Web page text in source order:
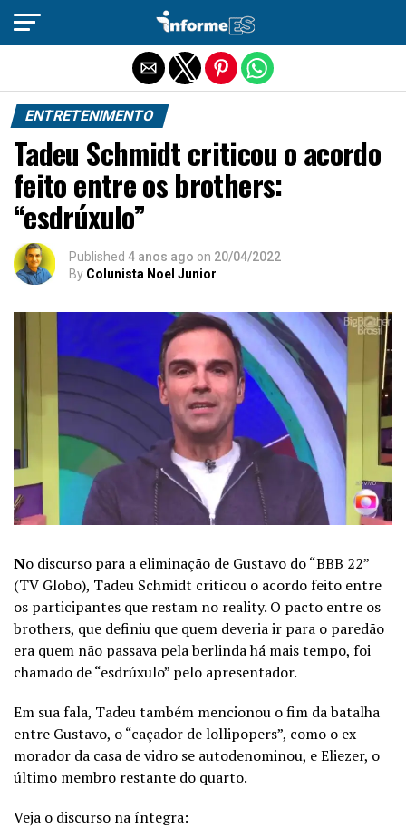
ENTRETENIMENTO
Tadeu Schmidt criticou o acordo
feito entre os brothers:
“esdrúxulo”
Published 4 anos ago on 20/04/2022
By Colunista Noel Junior
No discurso para a eliminação de Gustavo do “BBB 22”
(TV Globo), Tadeu Schmidt criticou o acordo feito entre
os participantes que restam no reality. O pacto entre os
brothers, que definiu que quem deveria ir para o paredão
era quem não passava pela berlinda há mais tempo, foi
chamado de “esdrúxulo” pelo apresentador.
Em sua fala, Tadeu também mencionou o fim da batalha
entre Gustavo, o “caçador de lollipopers”, como o ex-
morador da casa de vidro se autodenominou, e Eliezer, o
último membro restante do quarto.
Veja o discurso na íntegra:
Sair da versão mobile